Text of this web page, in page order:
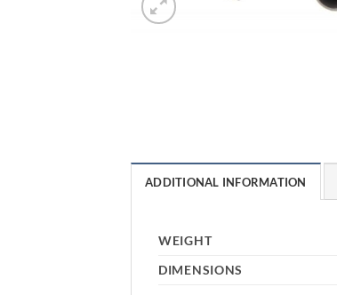
ADDITIONAL INFORMATION
WEIGHT
DIMENSIONS